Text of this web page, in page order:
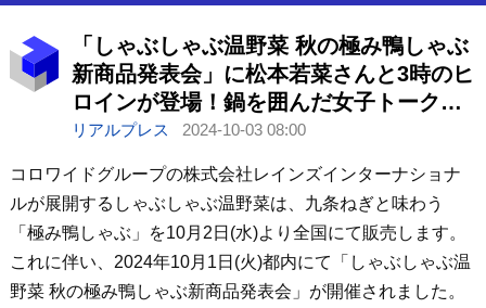
「しゃぶしゃぶ温野菜 秋の極み鴨しゃぶ
新商品発表会」に松本若菜さんと3時のヒ
ロインが登場！鍋を囲んだ女子トークで
大盛り上がり！
リアルプレス 2024-10-03 08:00
コロワイドグループの株式会社レインズインターナショナ
ルが展開するしゃぶしゃぶ温野菜は、九条ねぎと味わう
「極み鴨しゃぶ」を10月2日(水)より全国にて販売します。
これに伴い、2024年10月1日(火)都内にて「しゃぶしゃぶ温
野菜 秋の極み鴨しゃぶ新商品発表会」が開催されました。